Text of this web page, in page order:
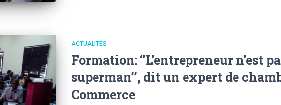
ACTUALITÉS
Formation: ‘’L’entrepreneur n’est
superman’’, dit un expert de
Commerce